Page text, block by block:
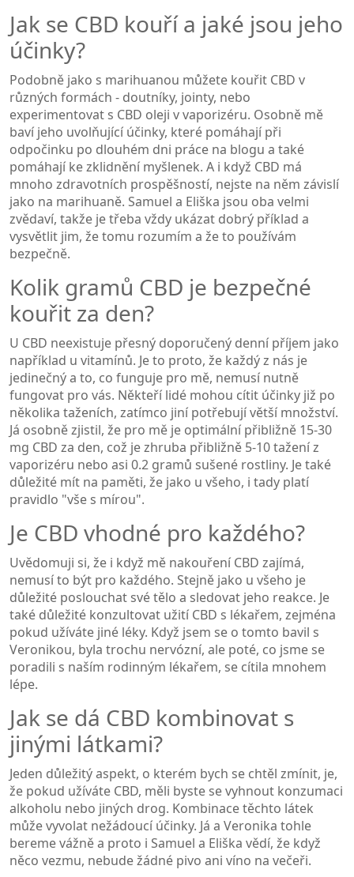
Jak se CBD kouří a jaké jsou jeho
účinky?
Podobně jako s marihuanou můžete kouřit CBD v
různých formách - doutníky, jointy, nebo
experimentovat s CBD oleji v vaporizéru. Osobně mě
baví jeho uvolňující účinky, které pomáhají při
odpočinku po dlouhém dni práce na blogu a také
pomáhají ke zklidnění myšlenek. A i když CBD má
mnoho zdravotních prospěšností, nejste na něm závislí
jako na marihuaně. Samuel a Eliška jsou oba velmi
zvědaví, takže je třeba vždy ukázat dobrý příklad a
vysvětlit jim, že tomu rozumím a že to používám
bezpečně.
Kolik gramů CBD je bezpečné
kouřit za den?
U CBD neexistuje přesný doporučený denní příjem jako
například u vitamínů. Je to proto, že každý z nás je
jedinečný a to, co funguje pro mě, nemusí nutně
fungovat pro vás. Někteří lidé mohou cítit účinky již po
několika taženích, zatímco jiní potřebují větší množství.
Já osobně zjistil, že pro mě je optimální přibližně 15-30
mg CBD za den, což je zhruba přibližně 5-10 tažení z
vaporizéru nebo asi 0.2 gramů sušené rostliny. Je také
důležité mít na paměti, že jako u všeho, i tady platí
pravidlo "vše s mírou".
Je CBD vhodné pro každého?
Uvědomuji si, že i když mě nakouření CBD zajímá,
nemusí to být pro každého. Stejně jako u všeho je
důležité poslouchat své tělo a sledovat jeho reakce. Je
také důležité konzultovat užití CBD s lékařem, zejména
pokud užíváte jiné léky. Když jsem se o tomto bavil s
Veronikou, byla trochu nervózní, ale poté, co jsme se
poradili s naším rodinným lékařem, se cítila mnohem
lépe.
Jak se dá CBD kombinovat s
jinými látkami?
Jeden důležitý aspekt, o kterém bych se chtěl zmínit, je,
že pokud užíváte CBD, měli byste se vyhnout konzumaci
alkoholu nebo jiných drog. Kombinace těchto látek
může vyvolat nežádoucí účinky. Já a Veronika tohle
bereme vážně a proto i Samuel a Eliška vědí, že když
něco vezmu, nebude žádné pivo ani víno na večeři.